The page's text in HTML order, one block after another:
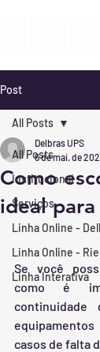
Post
All Posts
Institucional
Serviços
Linha Online -
Linha Online -
Linha Interativa
All Posts
Como
ideal
Delbras UPS
6 de mai. de
Se você
como é
continuidade
casos de falta